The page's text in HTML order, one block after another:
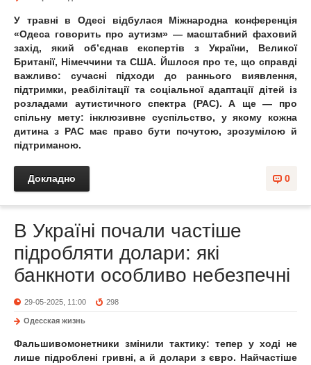
У травні в Одесі відбулася Міжнародна конференція
«Одеса говорить про аутизм» — масштабний фаховий
захід, який об’єднав експертів з України, Великої
Британії, Німеччини та США. Йшлося про те, що справді
важливо: сучасні підходи до раннього виявлення,
підтримки, реабілітації та соціальної адаптації дітей із
розладами аутистичного спектра (РАС). А ще — про
спільну мету: інклюзивне суспільство, у якому кожна
дитина з РАС має право бути почутою, зрозумілою й
підтриманою.
0
Докладно
В Україні почали частіше
підробляти долари: які
банкноти особливо небезпечні
29-05-2025, 11:00 298
Одесская жизнь
Фальшивомонетники змінили тактику: тепер у ході не
лише підроблені гривні, а й долари з євро. Найчастіше